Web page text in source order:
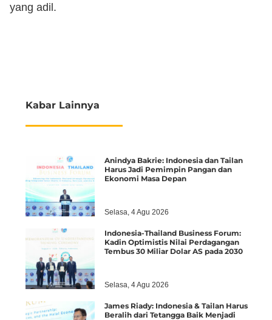
yang adil.
Kabar Lainnya
Anindya Bakrie: Indonesia dan Tailan
Harus Jadi Pemimpin Pangan dan
Ekonomi Masa Depan
Selasa, 4 Agu 2026
Indonesia-Thailand Business Forum:
Kadin Optimistis Nilai Perdagangan
Tembus 30 Miliar Dolar AS pada 2030
Selasa, 4 Agu 2026
James Riady: Indonesia & Tailan Harus
Beralih dari Tetangga Baik Menjadi